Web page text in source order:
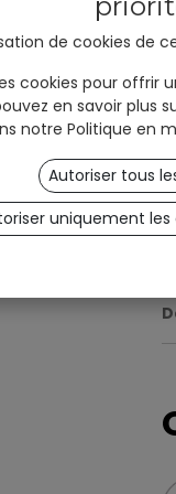
(B2B)
Sign up
de cookies de
cookies pour offrir
en savoir plus
notre Politique en
Autoriser tous
uniquement les